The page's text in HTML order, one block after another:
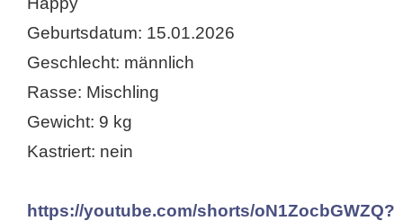
Geburtsdatum: 15.01.2026
Geschlecht: männlich
Rasse: Mischling
Gewicht: 9 kg
Kastriert: nein
https://youtube.com/shorts/oN1ZocbGWZQ?